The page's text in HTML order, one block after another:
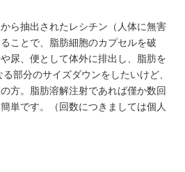
ら抽出されたレシチン（人体に無害
ことで、脂肪細胞のカプセルを破
尿、便として体外に排出し、脂肪を
部分のサイズダウンをしたいけど、
方。脂肪溶解注射であれば僅か数回
単です。（回数につきましては個人